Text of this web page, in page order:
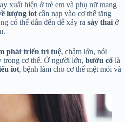
xuất hiện ở trẻ em và phụ nữ mang
lượng iot cần nạp vào cơ thể tăng
có thể dẫn đến dễ xảy ra sảy thai ở
phát triển trí tuệ, chậm lớn, nói
cơ thể. Ở người lớn, bướu cổ là
iot, bệnh làm cho cơ thể mệt mỏi và